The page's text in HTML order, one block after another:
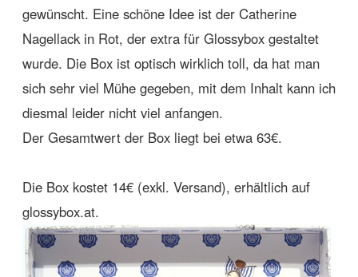
gewünscht. Eine schöne Idee ist der Catherine
Nagellack in Rot, der extra für Glossybox gestaltet
wurde. Die Box ist optisch wirklich toll, da hat man
sich sehr viel Mühe gegeben, mit dem Inhalt kann ich
diesmal leider nicht viel anfangen.
Der Gesamtwert der Box liegt bei etwa 63€.
Die Box kostet 14€ (exkl. Versand), erhältlich auf
glossybox.at.